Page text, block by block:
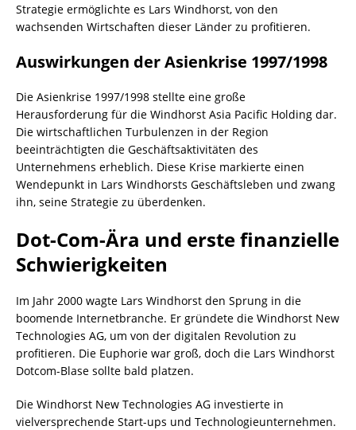
Strategie ermöglichte es Lars Windhorst, von den
wachsenden Wirtschaften dieser Länder zu profitieren.
Auswirkungen der Asienkrise 1997/1998
Die Asienkrise 1997/1998 stellte eine große
Herausforderung für die Windhorst Asia Pacific Holding dar.
Die wirtschaftlichen Turbulenzen in der Region
beeinträchtigten die Geschäftsaktivitäten des
Unternehmens erheblich. Diese Krise markierte einen
Wendepunkt in Lars Windhorsts Geschäftsleben und zwang
ihn, seine Strategie zu überdenken.
Dot-Com-Ära und erste finanzielle
Schwierigkeiten
Im Jahr 2000 wagte Lars Windhorst den Sprung in die
boomende Internetbranche. Er gründete die Windhorst New
Technologies AG, um von der digitalen Revolution zu
profitieren. Die Euphorie war groß, doch die Lars Windhorst
Dotcom-Blase sollte bald platzen.
Die Windhorst New Technologies AG investierte in
vielversprechende Start-ups und Technologieunternehmen.